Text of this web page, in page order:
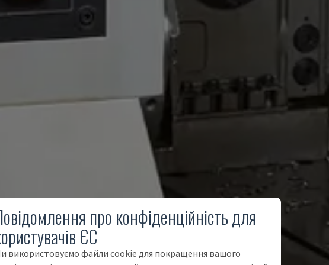
про конфіденційність для
ЄС
використовуємо файли cookie для покращення вашого